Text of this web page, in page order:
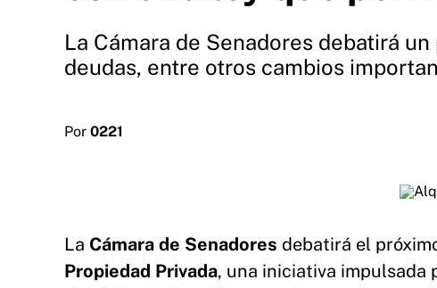
La Cámara de Senadores debatirá
deudas, entre otros cambios
Por 0221
La Cámara de Senadores debatirá el
Propiedad Privada, una iniciativa impulsada